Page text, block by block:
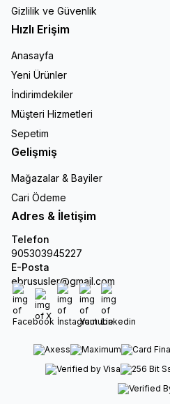
Gizlilik ve Güvenlik
Hızlı Erişim
Anasayfa
Yeni Ürünler
İndirimdekiler
Müşteri Hizmetleri
Sepetim
Gelişmiş
Mağazalar & Bayiler
Cari Ödeme
Adres & İletişim
Telefon
905303945227
E-Posta
ebrususler@gmail.com
Facebook
X İnstagram
Youtube